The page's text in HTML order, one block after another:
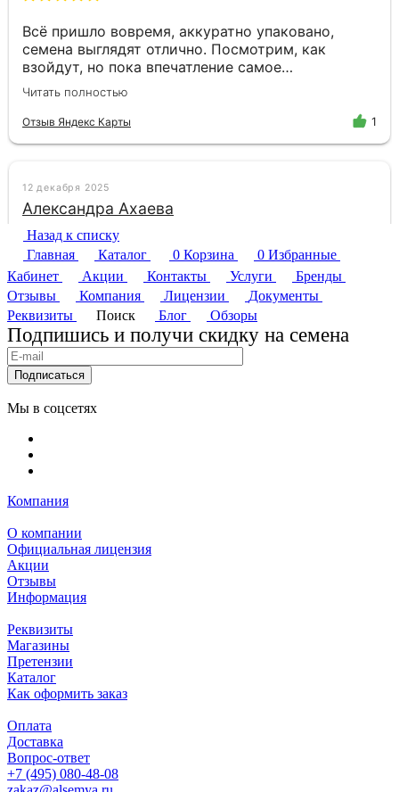
Назад к списку
Главная
Каталог 0 Корзина 0 Избранные
Кабинет
Акции Контакты Услуги
Бренды
Отзывы
Компания Лицензии
Документы
Реквизиты
Поиск Блог Обзоры
Подпишись и получи скидку на семена
Подписаться
Мы в соцсетях
Компания
О компании
Официальная лицензия
Акции
Отзывы
Информация
Реквизиты
Магазины
Претензии
Каталог
Как оформить заказ
Оплата
Доставка
Вопрос-ответ
+7 (495) 080-48-08